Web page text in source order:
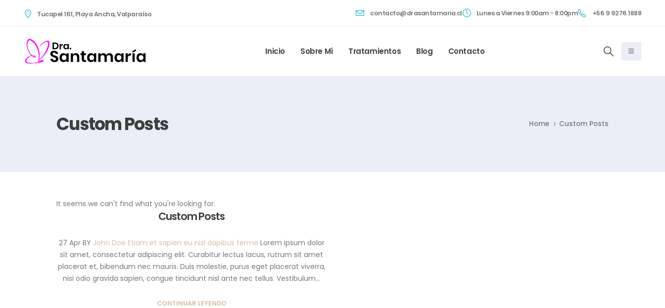
Tucapel 161, Playa Ancha, Valparaíso contacto@drasantamaria.cl Lunes a Viernes 9:00am - 8:00pm +56 9 9276 1888
Inicio Sobre Mí Tratamientos Blog Contacto
Custom Posts Home Custom Posts
It seems we can't find what you're looking for.
Custom Posts
27 Apr BY John Doe Etiam et sapien eu nisl dapibus ferme Lorem ipsum dolor
sit amet, consectetur adipiscing elit. Curabitur lectus lacus, rutrum sit amet
placerat et, bibendum nec mauris. Duis molestie, purus eget placerat viverra,
nisi odio gravida sapien, congue tincidunt nisl ante nec tellus. Vestibulum...
CONTINUAR LEYENDO